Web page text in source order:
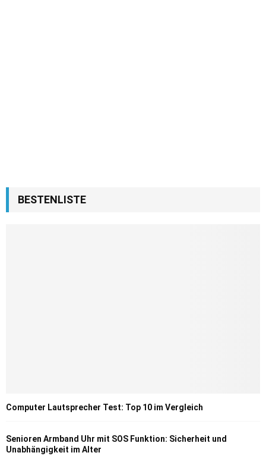
BESTENLISTE
Computer Lautsprecher Test: Top 10 im Vergleich
Senioren Armband Uhr mit SOS Funktion: Sicherheit und
Unabhängigkeit im Alter